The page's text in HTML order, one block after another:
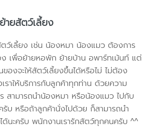
ายสัตว์เลี้ยง
ว์เลี้ยง เช่น น้องหมา น้องแมว ต้องการ
ง เพื่อย้ายหอพัก ย้ายบ้าน อพาร์ทเม้นท์ แต่
องจะให้สัตว์เลี้ยงขึ้นได้หรือไม่ ไม่ต้อง
ราให้บริการกับลูกค้าทุกท่าน ด้วยความ
ร สามารถนำน้องหมา หรือน้องแมว ไปกับ
รับ หรือถ้าลูกค้านั่งไปด้วย ก็สามารถนำ
ด้นะครับ พนักงานเรารักสัตว์ทุกคนครับ ^^